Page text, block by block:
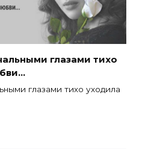
глазами тихо
глазами тихо уходила